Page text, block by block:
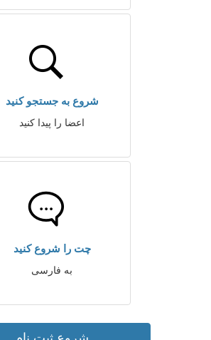
شروع به جستجو کنید
اعضا را پیدا کنید
چت را شروع کنید
به فارسی